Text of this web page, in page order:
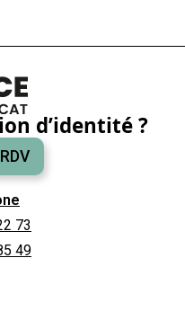
d’identité ?
73
49